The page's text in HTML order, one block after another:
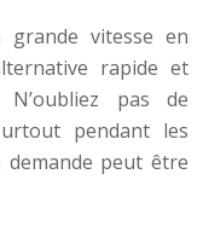
vitesse en
rapide et
pas de
pendant les
demande peut être